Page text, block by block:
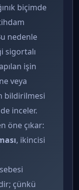
biçimde
nedenle
sigortalı
işin
veya
bildirilmesi
inceler.
öne çıkar:
, ikincisi
çünkü